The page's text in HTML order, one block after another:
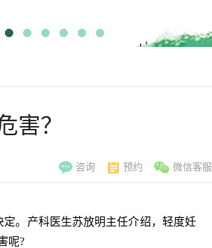
害？
咨询 预约 微信客服
。产科医生苏放明主任介绍，轻度妊
呢?